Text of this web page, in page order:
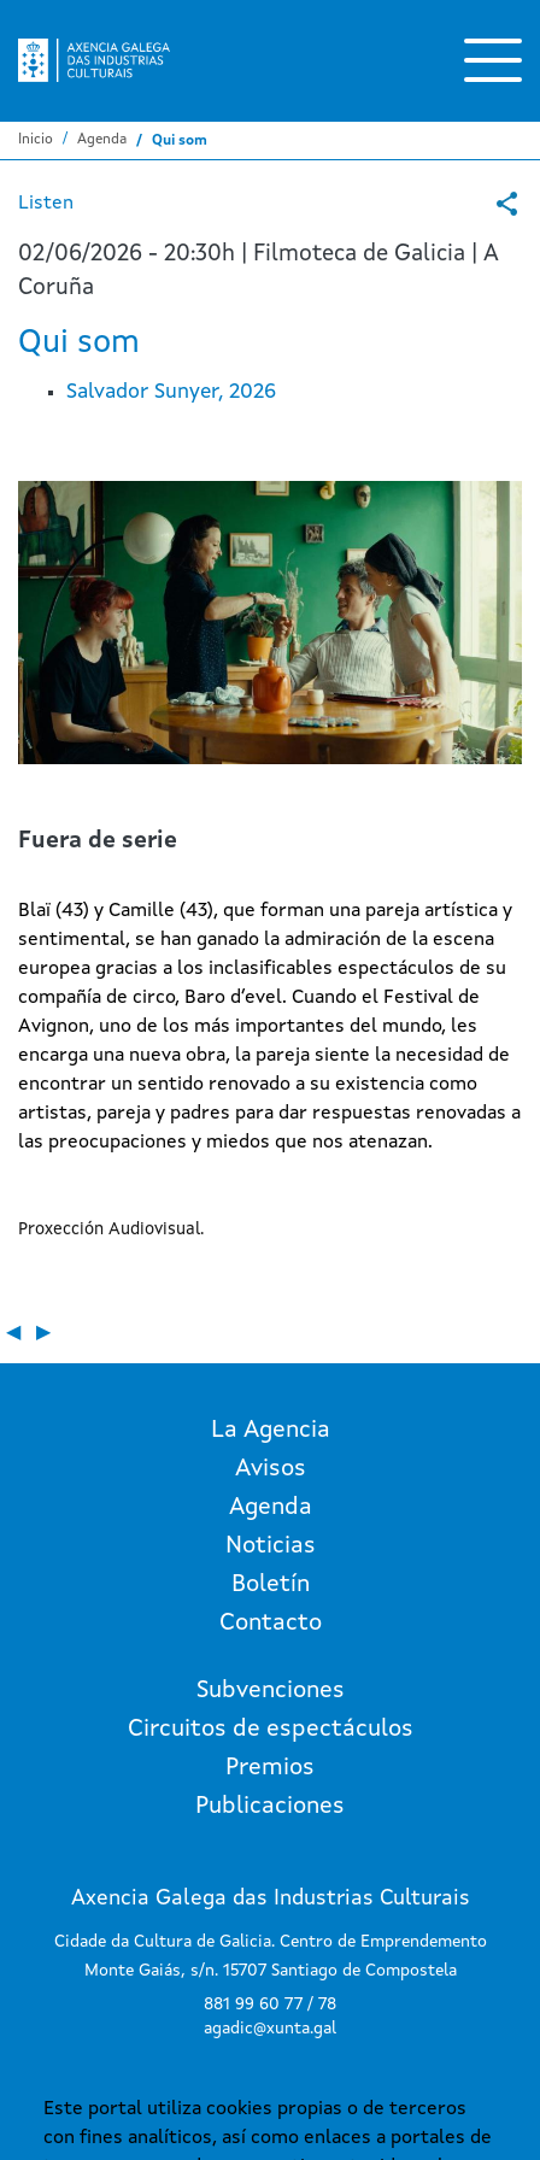
Este portal utiliza cookies propias o de terceros
con fines analíticos, así como enlaces a portales de
Inicio Agenda Qui som
Listen
02/06/2026 - 20:30h | Filmoteca de Galicia | A
Coruña
Qui som
Salvador Sunyer, 2026
Fuera de serie
Blaï (43) y Camille (43), que forman una pareja artística y
sentimental, se han ganado la admiración de la escena
europea gracias a los inclasificables espectáculos de su
compañía de circo, Baro d’evel. Cuando el Festival de
Avignon, uno de los más importantes del mundo, les
encarga una nueva obra, la pareja siente la necesidad de
encontrar un sentido renovado a su existencia como
artistas, pareja y padres para dar respuestas renovadas a
las preocupaciones y miedos que nos atenazan.
Proxección Audiovisual
◀ ▶
La Agencia
Avisos
Agenda
Noticias
Boletín
Contacto
Subvenciones
Circuitos de espectáculos
Premios
Publicaciones
Axencia Galega das Industrias Culturais
Cidade da Cultura de Galicia. Centro de Emprendemento
Monte Gaiás, s/n. 15707 Santiago de Compostela
881 99 60 77 / 78
agadic@xunta.gal
SUSCRÍBETE AL BOLETÍN